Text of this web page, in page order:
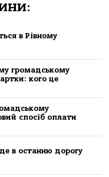
в Рівному
громадському
кого це
спосіб оплати
в останню дорогу